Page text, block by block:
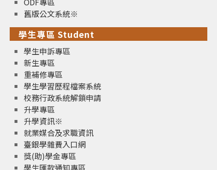
舊版公文系統※
學生專區 Student
學生申訴專區
新生專區
重補修專區
學生學習歷程檔案系統
校務行政系統解鎖申請
升學專區
升學資訊※
就業媒合及求職資訊
臺銀學雜費入口網
獎(助)學金專區
學生匯款通知專區